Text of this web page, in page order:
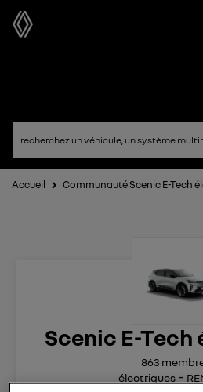
Accueil Communauté Scenic E-Tech
Scenic E-
électriques
863